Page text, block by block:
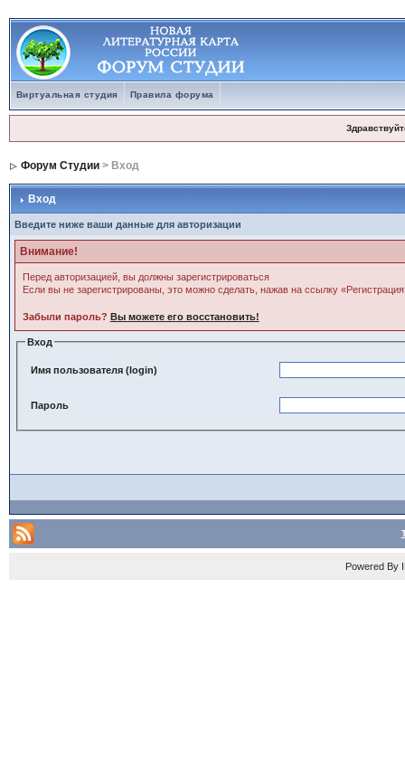
Виртуальная студия Правила форума
Форум Студии> Вход
Вход
Введите ниже ваши данные для авторизации
Внимание!
Перед авторизацией, вы должны зарегистрироваться
Если вы не зарегистрированы, это можно сделать, нажав на ссылку
Забыли пароль? Вы можете его восстановить!
Вход
Имя пользователя (login)
Пароль
Powered By